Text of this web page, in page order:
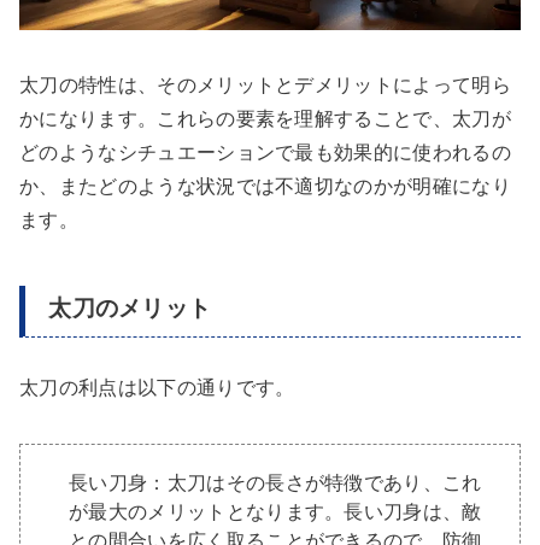
太刀の特性は、そのメリットとデメリットによって明ら
かになります。これらの要素を理解することで、太刀が
どのようなシチュエーションで最も効果的に使われるの
か、またどのような状況では不適切なのかが明確になり
ます。
太刀のメリット
太刀の利点は以下の通りです。
長い刀身：太刀はその長さが特徴であり、これ
が最大のメリットとなります。長い刀身は、敵